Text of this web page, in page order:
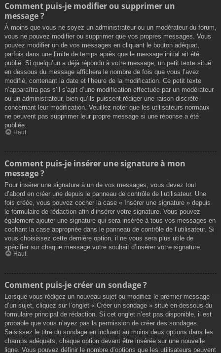
Comment puis-je modifier ou supprimer un
message ?
À moins que vous ne soyez un administrateur ou un modérateur du forum,
vous ne pouvez modifier ou supprimer que vos propres messages. Vous
pouvez modifier un de vos messages en cliquant le bouton adéquat,
parfois dans une limite de temps après que le message initial ait été
publié. Si quelqu’un a déjà répondu à votre message, un petit texte situé
en dessous du message affichera le nombre de fois que vous l’avez
modifié, contenant la date et l’heure de la modification. Ce petit texte
n’apparaîtra pas s’il s’agit d’une modification effectuée par un modérateur
ou un administrateur, bien qu’ils puissent rédiger une raison discrète
concernant leur modification. Veuillez noter que les utilisateurs normaux
ne peuvent pas supprimer leur propre message si une réponse a été
publiée.
Haut
Comment puis-je insérer une signature à mon
message ?
Pour insérer une signature à un de vos messages, vous devez tout
d’abord en créer une depuis le panneau de contrôle de l’utilisateur. Une
fois créée, vous pouvez cocher la case « Insérer une signature » depuis
le formulaire de rédaction afin d’insérer votre signature. Vous pouvez
également ajouter une signature qui sera insérée à tous vos messages en
cochant la case appropriée dans le panneau de contrôle de l’utilisateur. Si
vous choisissez cette dernière option, il ne vous sera plus utile de
spécifier sur chaque message votre souhait d’insérer votre signature.
Haut
Comment puis-je créer un sondage ?
Lorsque vous rédigez un nouveau sujet ou modifiez le premier message
d’un sujet, cliquez sur l’onglet « Créer un sondage » situé en-dessous du
formulaire principal de rédaction. Si cet onglet n’est pas disponible, il est
probable que vous n’ayez pas la permission de créer des sondages.
Saisissez le titre du sondage en incluant au moins deux options dans les
champs adéquats, chaque option devant être insérée sur une nouvelle
ligne. Vous pouvez définir le nombre d’options que les utilisateurs peuvent